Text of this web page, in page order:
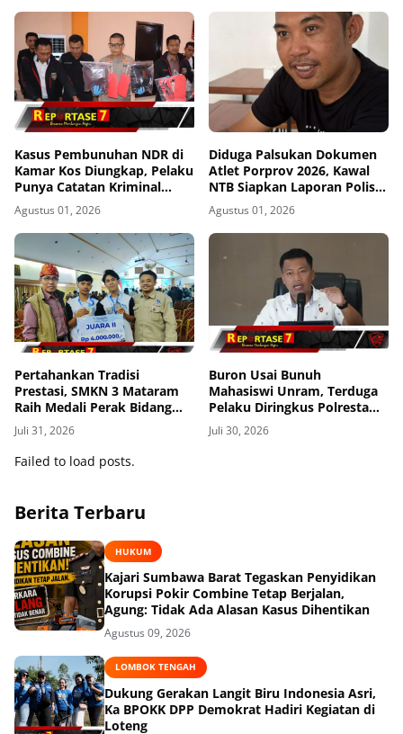
Kasus Pembunuhan NDR di
Kamar Kos Diungkap, Pelaku
Punya Catatan Kriminal
Kekerasan
Agustus 01, 2026
Diduga Palsukan Dokumen
Atlet Porprov 2026, Kawal
NTB Siapkan Laporan Polisi
ke Polda NTB
Agustus 01, 2026
Pertahankan Tradisi
Prestasi, SMKN 3 Mataram
Raih Medali Perak Bidang
Robotics di LKS Tingkat
Provinsi 2026
Juli 31, 2026
Buron Usai Bunuh
Mahasiswi Unram, Terduga
Pelaku Diringkus Polresta
Mataram di Gomong
Juli 30, 2026
Failed to load posts.
Berita Terbaru
HUKUM
Kajari Sumbawa Barat Tegaskan Penyidikan
Korupsi Pokir Combine Tetap Berjalan,
Agung: Tidak Ada Alasan Kasus Dihentikan
Agustus 09, 2026
LOMBOK TENGAH
Dukung Gerakan Langit Biru Indonesia Asri,
Ka BPOKK DPP Demokrat Hadiri Kegiatan di
Loteng